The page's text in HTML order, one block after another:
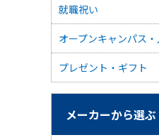
就職祝い
オープンキャンパス
プレゼント・ギフト
メーカーから選ぶ